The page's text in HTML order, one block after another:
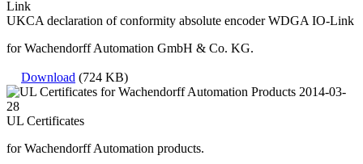
UKCA declaration of conformity absolute encoder WDGA IO-Link
for Wachendorff Automation GmbH & Co. KG.
Download (724 KB)
UL Certificates
for Wachendorff Automation products.